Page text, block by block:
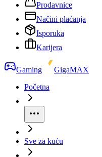
Prodavnice
Načini plaćanja
Isporuka
Karijera
Gaming
GigaMAX
Početna
Sve za kuću